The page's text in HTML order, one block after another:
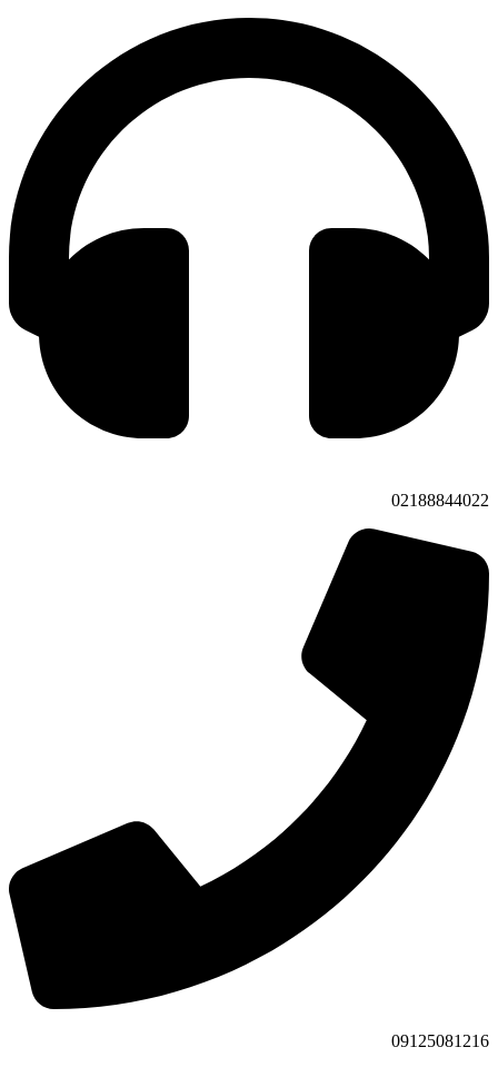
02188844022
09125081216